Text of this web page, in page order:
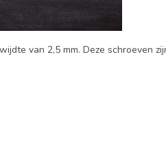
van 2,5 mm. Deze schroeven